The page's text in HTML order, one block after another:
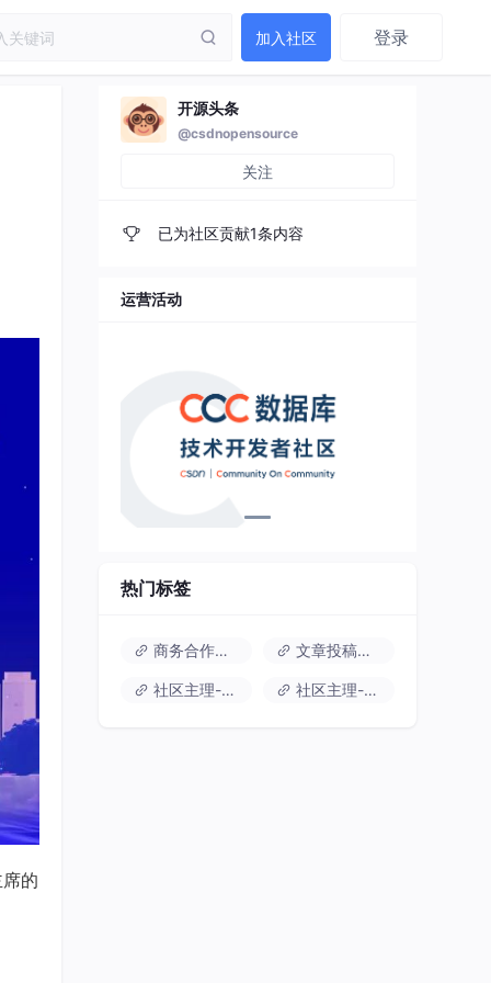
加入社区 登录
的
开源头条
@csdnopensource
关注
已为社区贡献1条内容
运营活动
热门标签
商务合作请联系 文章投稿推荐私信
社区主理-学亮哥 社区主理-白鹿